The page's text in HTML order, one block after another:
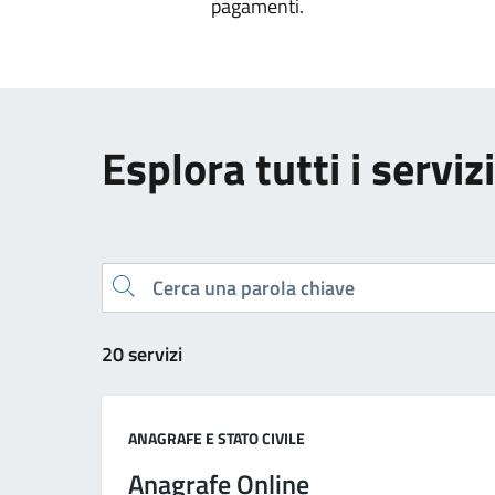
pagamenti.
Esplora tutti i servizi
Cerca una parola chiave
20 servizi
Categoria:
ANAGRAFE E STATO CIVILE
Anagrafe Online